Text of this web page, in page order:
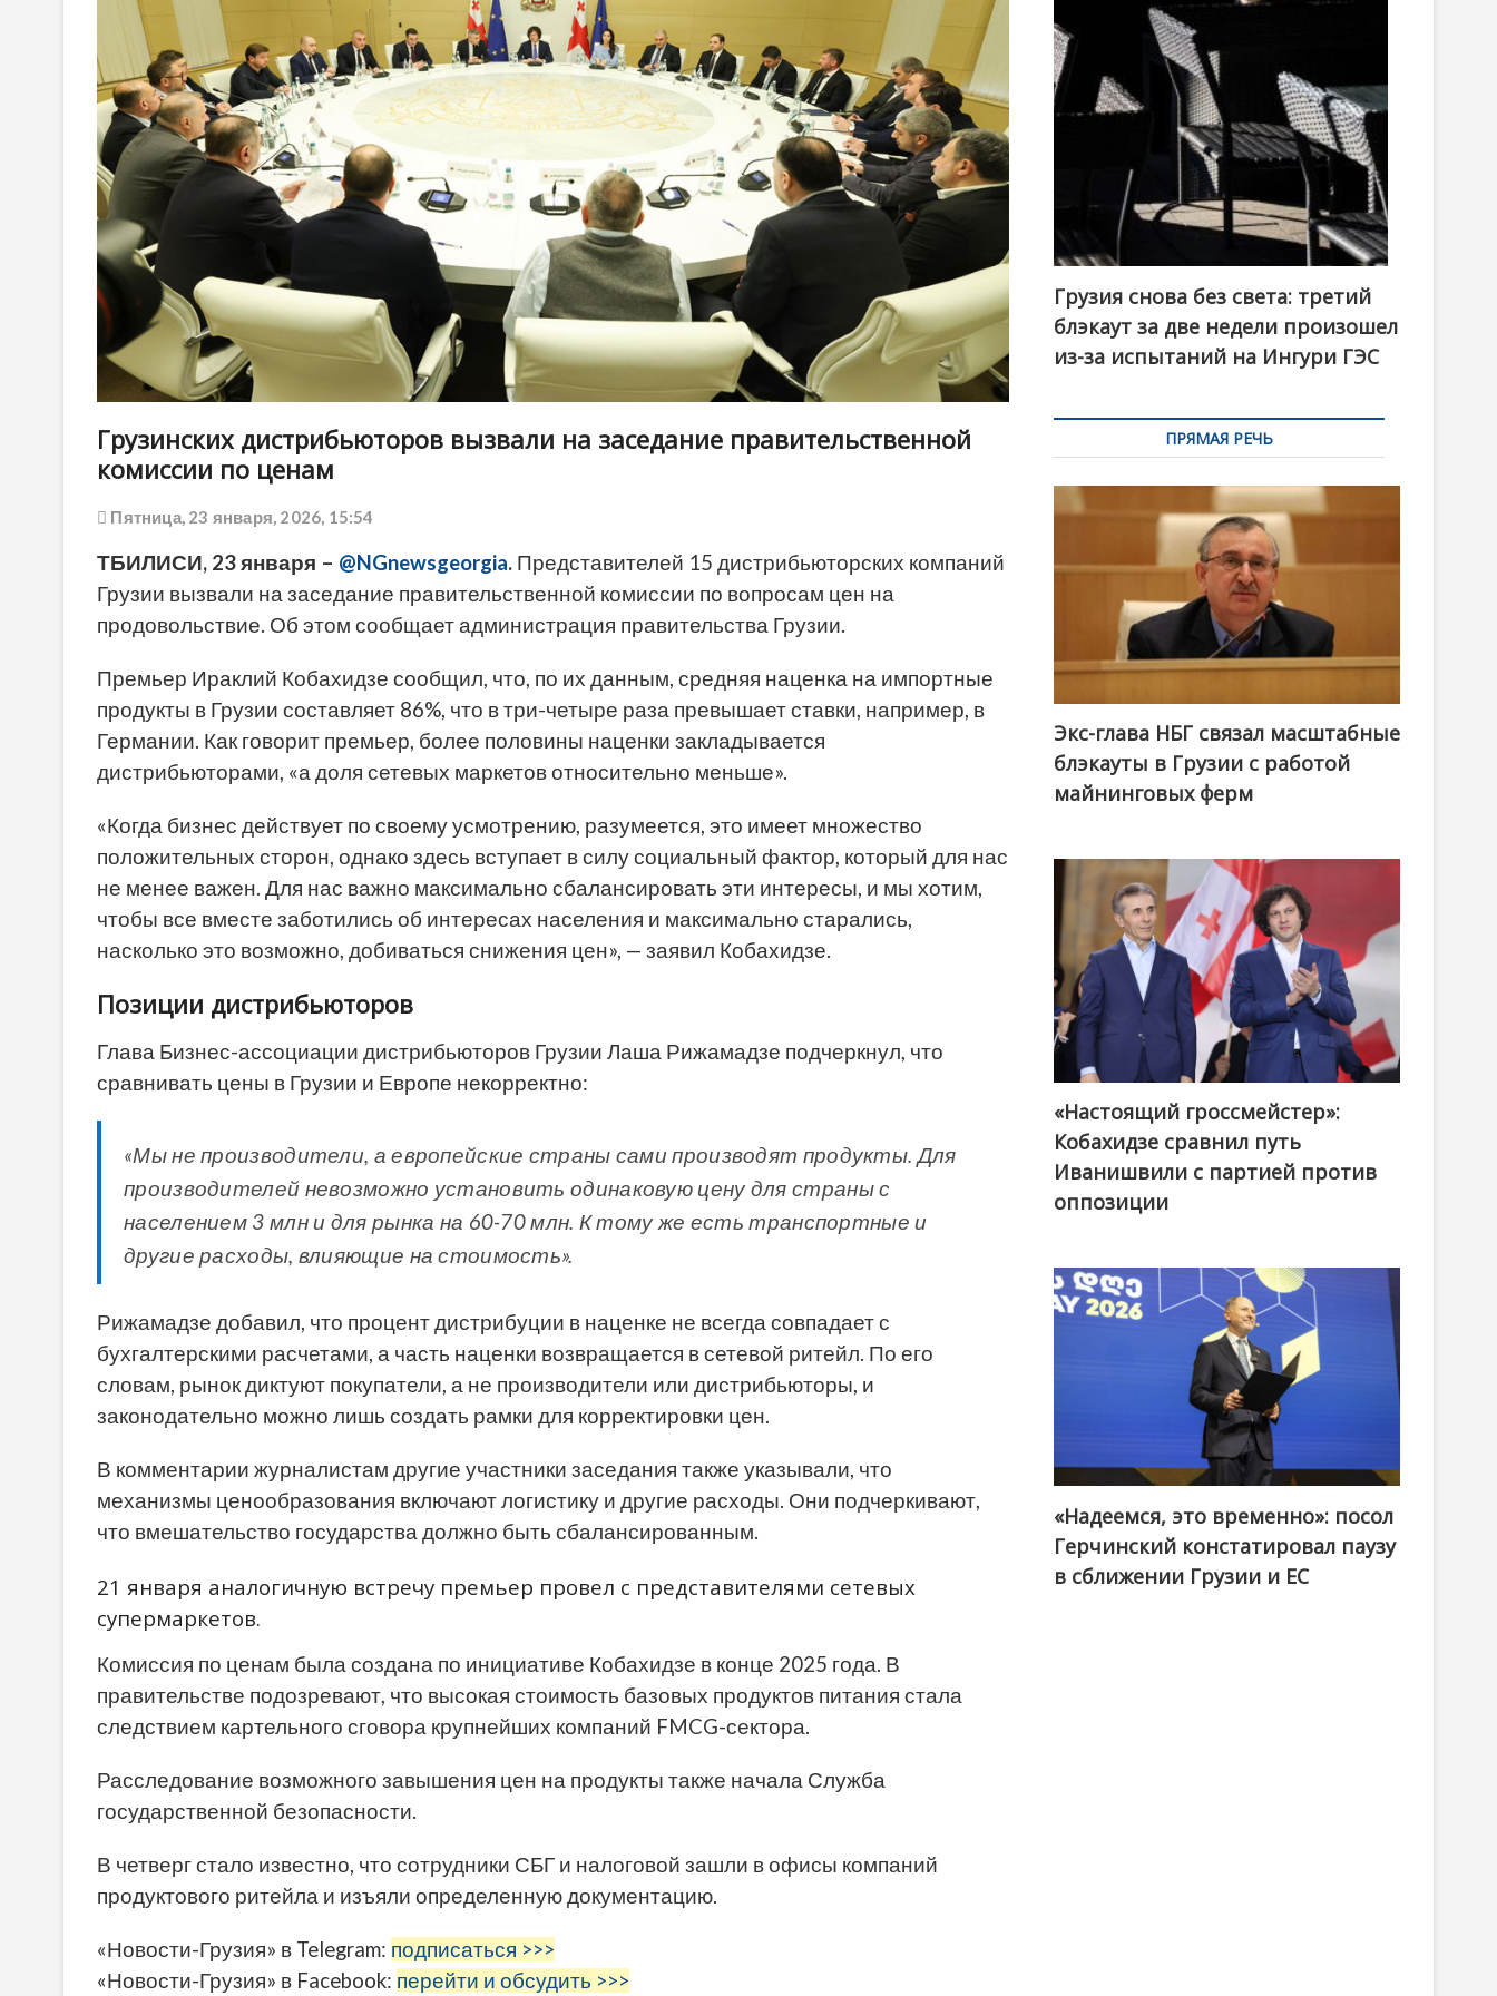
Грузинских дистрибьюторов вызвали на заседание правительственной
комиссии по ценам
Пятница, 23 января, 2026, 15:54
ТБИЛИСИ, 23 января – @NGnewsgeorgia. Представителей 15 дистрибьюторских компаний
Грузии вызвали на заседание правительственной комиссии по вопросам цен на
продовольствие. Об этом сообщает администрация правительства Грузии.
Премьер Ираклий Кобахидзе сообщил, что, по их данным, средняя наценка на импортные
продукты в Грузии составляет 86%, что в три-четыре раза превышает ставки, например, в
Германии. Как говорит премьер, более половины наценки закладывается
дистрибьюторами, «а доля сетевых маркетов относительно меньше».
«Когда бизнес действует по своему усмотрению, разумеется, это имеет множество
положительных сторон, однако здесь вступает в силу социальный фактор, который для нас
не менее важен. Для нас важно максимально сбалансировать эти интересы, и мы хотим,
чтобы все вместе заботились об интересах населения и максимально старались,
насколько это возможно, добиваться снижения цен», — заявил Кобахидзе.
Позиции дистрибьюторов
Глава Бизнес-ассоциации дистрибьюторов Грузии Лаша Рижамадзе подчеркнул, что
сравнивать цены в Грузии и Европе некорректно:
«Мы не производители, а европейские страны сами производят продукты. Для
производителей невозможно установить одинаковую цену для страны с
населением 3 млн и для рынка на 60-70 млн. К тому же есть транспортные и
другие расходы, влияющие на стоимость».
Рижамадзе добавил, что процент дистрибуции в наценке не всегда совпадает с
бухгалтерскими расчетами, а часть наценки возвращается в сетевой ритейл. По его
словам, рынок диктуют покупатели, а не производители или дистрибьюторы, и
законодательно можно лишь создать рамки для корректировки цен.
В комментарии журналистам другие участники заседания также указывали, что
механизмы ценообразования включают логистику и другие расходы. Они подчеркивают,
что вмешательство государства должно быть сбалансированным.
21 января аналогичную встречу премьер провел с представителями сетевых
супермаркетов.
Комиссия по ценам была создана по инициативе Кобахидзе в конце 2025 года. В
правительстве подозревают, что высокая стоимость базовых продуктов питания стала
следствием картельного сговора крупнейших компаний FMCG-сектора.
Расследование возможного завышения цен на продукты также начала Служба
государственной безопасности.
В четверг стало известно, что сотрудники СБГ и налоговой зашли в офисы компаний
продуктового ритейла и изъяли определенную документацию.
«Новости-Грузия» в Telegram: подписаться >>>
«Новости-Грузия» в Facebook: перейти и обсудить >>>
Грузия снова без света: третий
блэкаут за две недели произошел
из-за испытаний на Ингури ГЭС
ПРЯМАЯ РЕЧЬ
Экс-глава НБГ связал масштабные
блэкауты в Грузии с работой
майнинговых ферм
@ქართული ოცნება / Georgian Dream
«Настоящий гроссмейстер»:
Кобахидзе сравнил путь
Иванишвили с партией против
оппозиции
«Надеемся, это временно»: посол
Герчинский констатировал паузу
в сближении Грузии и ЕС